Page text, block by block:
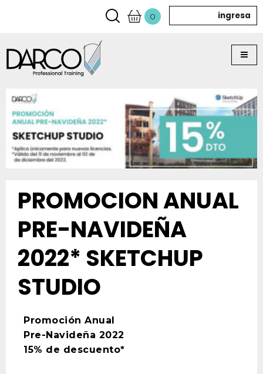
0 ingresa
PROMOCION ANUAL
PRE-NAVIDEÑA
2022* SKETCHUP
STUDIO
Promoción Anual
Pre-Navideña 2022
15% de descuento*